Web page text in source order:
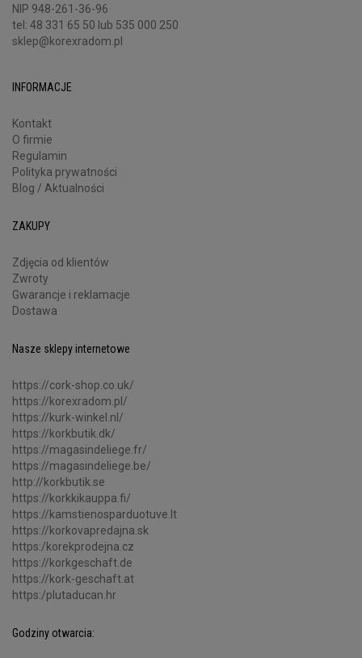
NIP 948-261-36-96
tel: 48 331 65 50 lub 535 000 250
sklep@korexradom.pl
INFORMACJE
Kontakt
O firmie
Regulamin
Polityka prywatności
Blog / Aktualności
ZAKUPY
Zdjęcia od klientów
Zwroty
Gwarancje i reklamacje
Dostawa
Nasze sklepy internetowe
https://cork-shop.co.uk/
https://korexradom.pl/
https://kurk-winkel.nl/
https://korkbutik.dk/
https://magasindeliege.fr/
https://magasindeliege.be/
http://korkbutik.se
https://korkkikauppa.fi/
https://kamstienosparduotuve.lt
https://korkovapredajna.sk
https:/korekprodejna.cz
https://korkgeschaft.de
https://kork-geschaft.at
https:/plutaducan.hr
Godziny otwarcia: